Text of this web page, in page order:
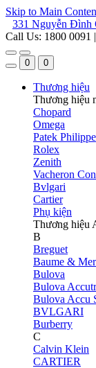
Skip to Main
331 Nguyễn Đình
Call Us: 1800 0091
0 0
Thương hiệu
Thương hiệu
Chopard
Omega
Patek Philippe
Rolex
Zenith
Vacheron
Bvlgari
Cartier
Phụ kiện
Thương hiệu
B
Breguet
Baume &
Bulova
Bulova
Bulova Accu
BVLGARI
Burberry
C
Calvin Klein
CARTIER